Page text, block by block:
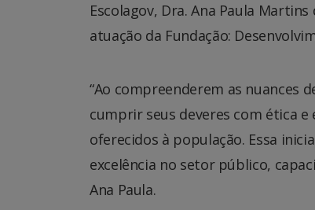
Escolagov, Dra. Ana Paula
atuação da Fundação:
“Ao compreenderem as nuances
cumprir seus deveres com ética
oferecidos à população. Essa
excelência no setor público,
Ana Paula.